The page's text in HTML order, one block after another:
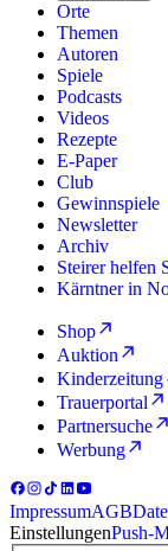
Orte
Themen
Autoren
Spiele
Podcasts
Videos
Rezepte
E-Paper
Club
Gewinnspiele
Newsletter
Archiv
Steirer helfen
Kärntner in
Shop
Auktion
Kinderzeitung
Trauerportal
Partnersuche
Werbung
ImpressumAGB
EinstellungenPush-